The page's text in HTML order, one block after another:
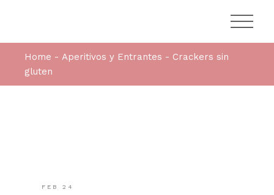
Home Aperitivos y Entrantes
Crackers sin
gluten
FEB 24